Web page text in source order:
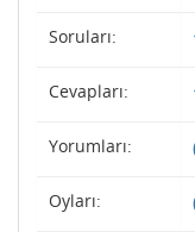
Soruları:
Cevapları:
Yorumları:
Oyları: